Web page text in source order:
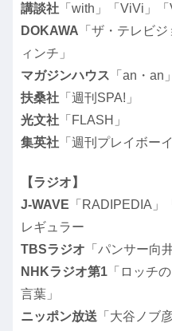
講談社 「with」「ViVi」「
DOKAWA 「ザ・テレビ
ィンチ」
マガジンハウス 「an・an」
扶桑社 「週刊SPA!」
光文社 「FLASH」
集英社 「週刊プレイボー
【ラジオ】
J-WAVE 「RADIPEDIA
レギュラー
TBSラジオ 「パンサー向
NHKラジオ第1 「ロッチ
言葉」
ニッポン放送 「大谷ノブ